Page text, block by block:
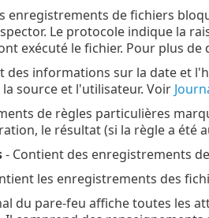
enregistrements de fichiers
Le protocole indique la
exécuté le fichier. Pour plus de
informations sur la date et
source et l'utilisateur. Voir
de règles particulières
le résultat (si la règle a été
- Contient des enregistrements
les enregistrements des
du pare-feu affiche toutes les